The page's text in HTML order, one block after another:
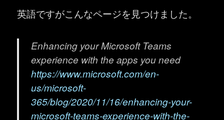
英語ですがこんなページを見つけました。
Enhancing your Microsoft Teams
experience with the apps you need
https://www.microsoft.com/en-
us/microsoft-
365/blog/2020/11/16/enhancing-your-
microsoft-teams-experience-with-the-